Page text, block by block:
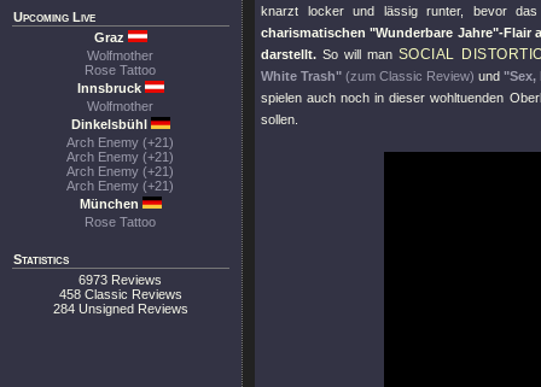
Upcoming Live
Graz
Wolfmother
Rose Tattoo
Innsbruck
Wolfmother
Dinkelsbühl
Arch Enemy (+21)
Arch Enemy (+21)
Arch Enemy (+21)
Arch Enemy (+21)
München
Rose Tattoo
Statistics
6973 Reviews
458 Classic Reviews
284 Unsigned Reviews
knarzt locker und lässig runter, bevor
charismatischen"Wunderbare Jahre"-Flair
darstellt. So will man SOCIAL
White Trash" (zum Classic Review) und "Sex,
spielen auch noch in dieser wohltuenden
sollen.